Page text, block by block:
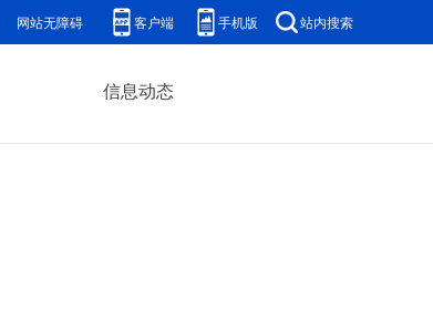
网站无障碍 客户端 手机版 站内搜索
信息动态